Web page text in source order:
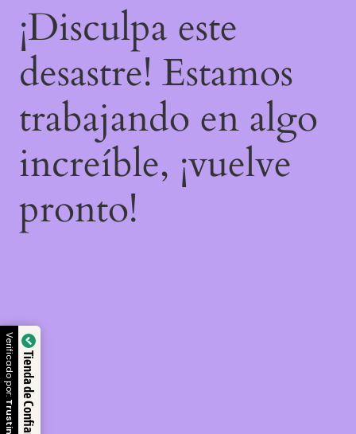
¡Disculpa este
desastre! Estamos
trabajando en algo
increíble, ¡vuelve
pronto!
Tienda de Confianza
Verificado por: